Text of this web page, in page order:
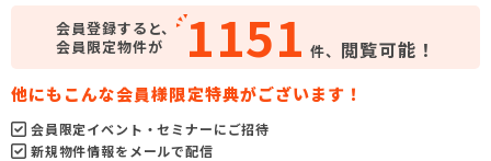
会員登録すると、
会員限定物件が
1151 件、 閲覧可能！
他にもこんな会員様限定特典がございます！
会員限定イベント・セミナーにご招待
新規物件情報をメールで配信